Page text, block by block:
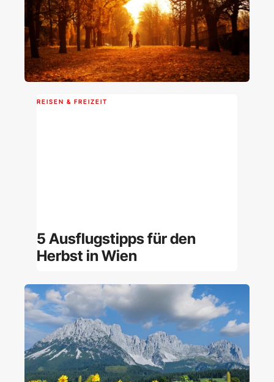
REISEN & FREIZEIT
5 Ausflugstipps für den
Herbst in Wien